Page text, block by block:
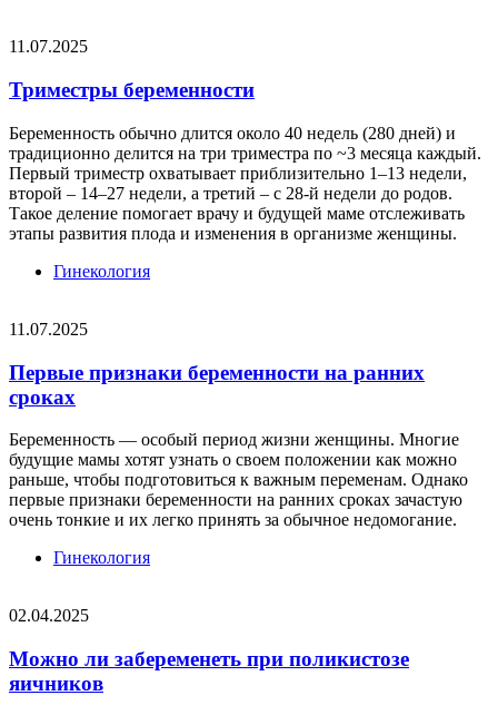
11.07.2025
Триместры беременности
Беременность обычно длится около 40 недель (280 дней) и
традиционно делится на три триместра по ~3 месяца каждый.
Первый триместр охватывает приблизительно 1–13 недели,
второй – 14–27 недели, а третий – с 28-й недели до родов.
Такое деление помогает врачу и будущей маме отслеживать
этапы развития плода и изменения в организме женщины.
Гинекология
11.07.2025
Первые признаки беременности на ранних
сроках
Беременность — особый период жизни женщины. Многие
будущие мамы хотят узнать о своем положении как можно
раньше, чтобы подготовиться к важным переменам. Однако
первые признаки беременности на ранних сроках зачастую
очень тонкие и их легко принять за обычное недомогание.
Гинекология
02.04.2025
Можно ли забеременеть при поликистозе
яичников